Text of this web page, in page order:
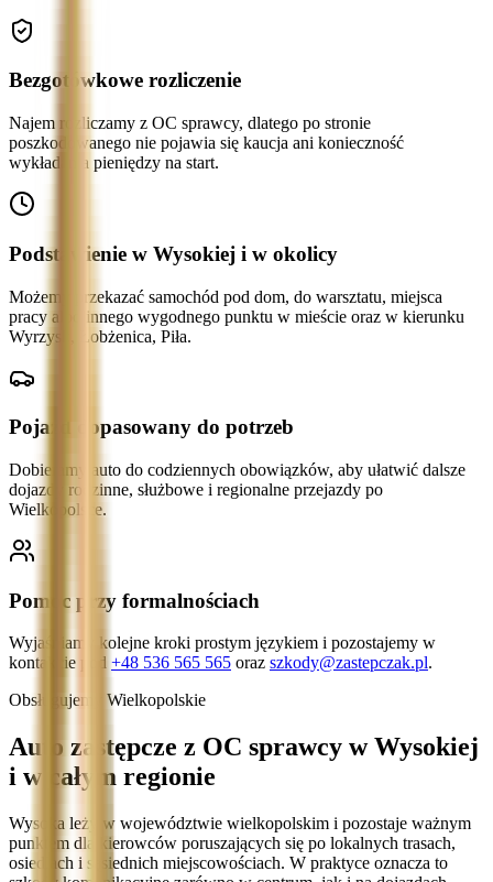
Bezgotówkowe rozliczenie
Najem rozliczamy z OC sprawcy, dlatego po stronie
poszkodowanego nie pojawia się kaucja ani konieczność
wykładania pieniędzy na start.
Podstawienie w Wysokiej i w okolicy
Możemy przekazać samochód pod dom, do warsztatu, miejsca
pracy albo innego wygodnego punktu w mieście oraz w kierunku
Wyrzysk, Łobżenica, Piła.
Pojazd dopasowany do potrzeb
Dobieramy auto do codziennych obowiązków, aby ułatwić dalsze
dojazdy rodzinne, służbowe i regionalne przejazdy po
Wielkopolsce.
Pomoc przy formalnościach
Wyjaśniamy kolejne kroki prostym językiem i pozostajemy w
kontakcie pod +48 536 565 565 oraz szkody@zastepczak.pl.
Obsługujemy Wielkopolskie
Auto zastępcze z OC sprawcy w Wysokiej
i w całym regionie
Wysoka leży w województwie wielkopolskim i pozostaje ważnym
punktem dla kierowców poruszających się po lokalnych trasach,
osiedlach i sąsiednich miejscowościach. W praktyce oznacza to